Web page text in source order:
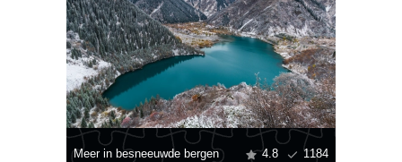
Meer in besneeuwde bergen 4.8 1184